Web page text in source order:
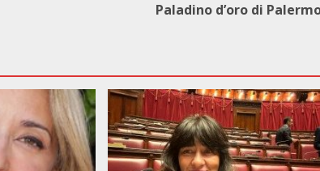
Paladino d’oro di